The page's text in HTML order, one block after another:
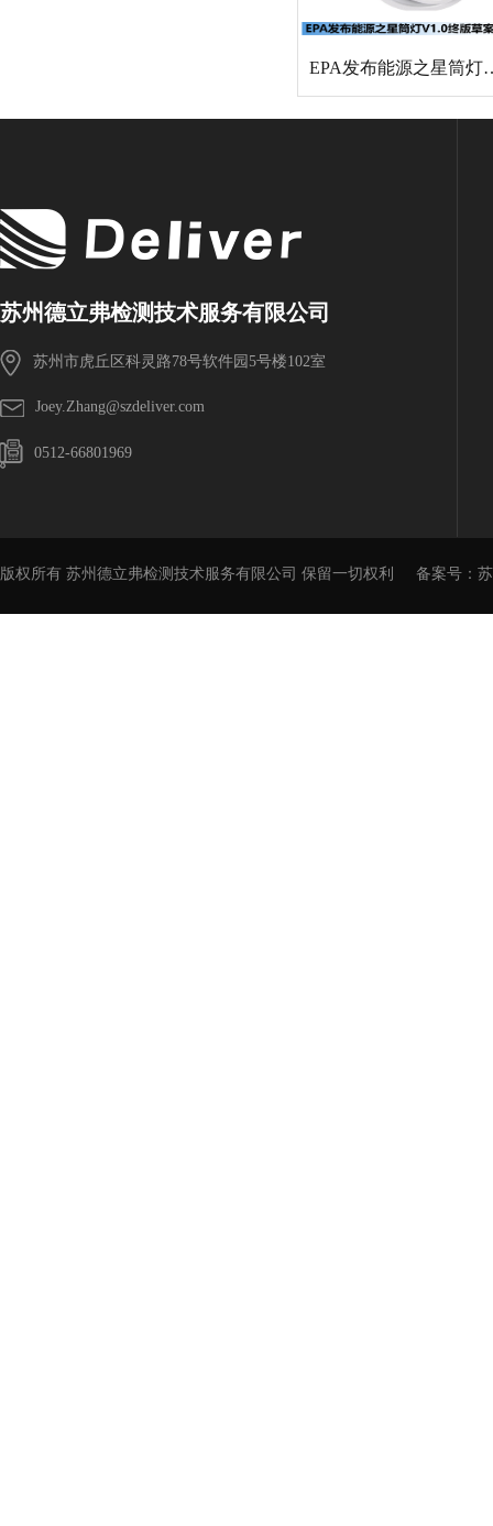
EPA发布能
苏州德立弗检测技术服务有限公司
苏州市虎丘区科灵路78号软件园5号楼102室
Joey.Zhang@szdeliver.com
0512-66801969
版权所有 苏州德立弗检测技术服务有限公司 保留一切权利 备案号：